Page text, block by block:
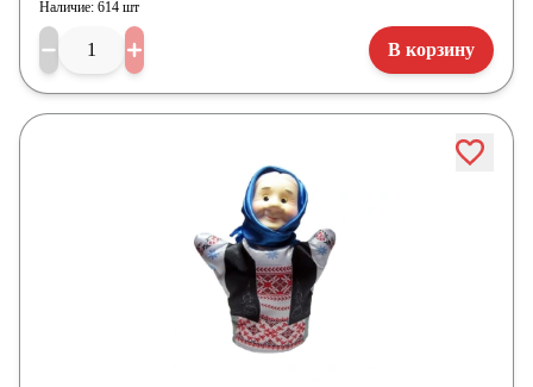
Наличие: 614 шт
В корзину